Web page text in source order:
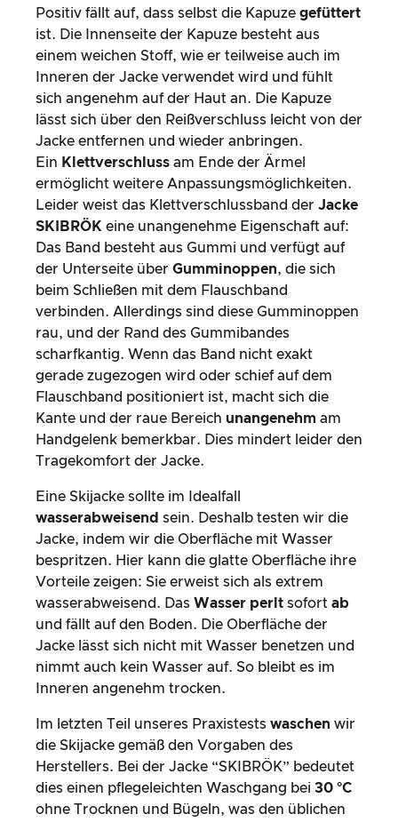
Positiv fällt auf, dass selbst die Kapuze gefüttert
ist. Die Innenseite der Kapuze besteht aus
einem weichen Stoff, wie er teilweise auch im
Inneren der Jacke verwendet wird und fühlt
sich angenehm auf der Haut an. Die Kapuze
lässt sich über den Reißverschluss leicht von der
Jacke entfernen und wieder anbringen.
Ein Klettverschluss am Ende der Ärmel
ermöglicht weitere Anpassungsmöglichkeiten.
Leider weist das Klettverschlussband der Jacke
SKIBRÖK eine unangenehme Eigenschaft auf:
Das Band besteht aus Gummi und verfügt auf
der Unterseite über Gumminoppen, die sich
beim Schließen mit dem Flauschband
verbinden. Allerdings sind diese Gumminoppen
rau, und der Rand des Gummibandes
scharfkantig. Wenn das Band nicht exakt
gerade zugezogen wird oder schief auf dem
Flauschband positioniert ist, macht sich die
Kante und der raue Bereich unangenehm am
Handgelenk bemerkbar. Dies mindert leider den
Tragekomfort der Jacke.
Eine Skijacke sollte im Idealfall
wasserabweisend sein. Deshalb testen wir die
Jacke, indem wir die Oberfläche mit Wasser
bespritzen. Hier kann die glatte Oberfläche ihre
Vorteile zeigen: Sie erweist sich als extrem
wasserabweisend. Das Wasser perlt sofort ab
und fällt auf den Boden. Die Oberfläche der
Jacke lässt sich nicht mit Wasser benetzen und
nimmt auch kein Wasser auf. So bleibt es im
Inneren angenehm trocken.
Im letzten Teil unseres Praxistests waschen wir
die Skijacke gemäß den Vorgaben des
Herstellers. Bei der Jacke “SKIBRÖK” bedeutet
dies einen pflegeleichten Waschgang bei 30 °C
ohne Trocknen und Bügeln, was den üblichen